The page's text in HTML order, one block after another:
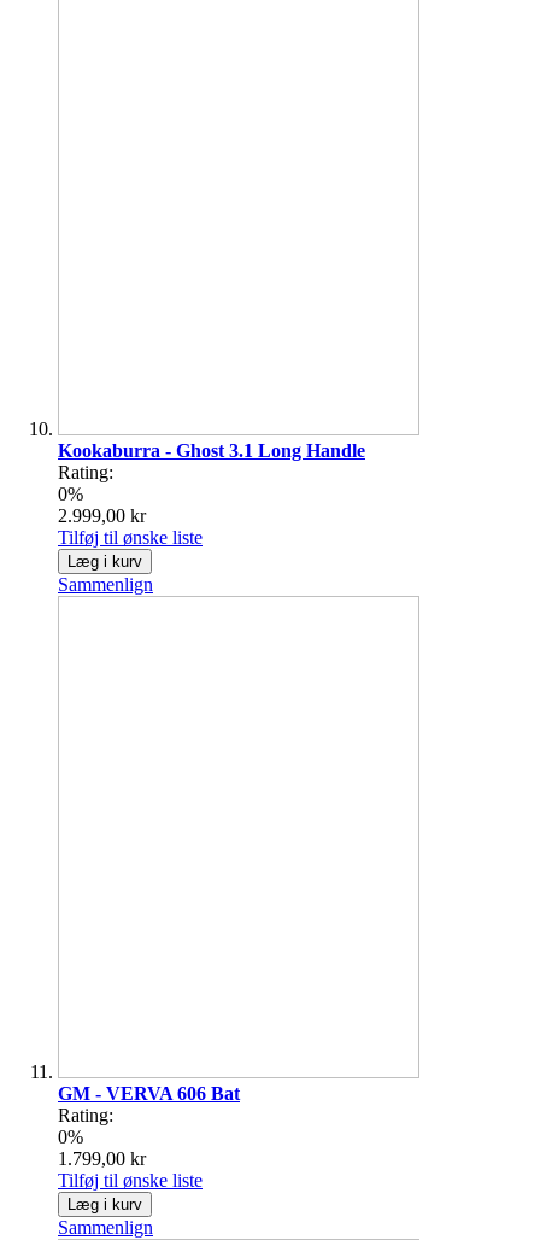
Kookaburra - Ghost 3.1 Long Handle
Rating:
0%
2.999,00 kr
Tilføj til ønske liste
Læg i kurv
Sammenlign
GM - VERVA 606 Bat
Rating:
0%
1.799,00 kr
Tilføj til ønske liste
Læg i kurv
Sammenlign